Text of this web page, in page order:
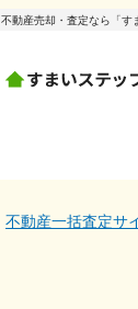
不動産売却・査定なら「す
不動産一括査定サ